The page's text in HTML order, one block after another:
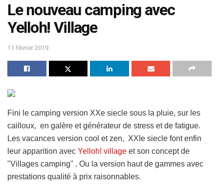
Le nouveau camping avec
Yelloh! Village
11 février 2019
Fini le camping version XXe siecle sous la pluie, sur les
cailloux, en galère et générateur de stress et de fatigue.
Les vacances version cool et zen, XXIe siecle font enfin
leur apparition avec Yelloh! village et son concept de
"Villages camping" . Ou la version haut de gammes avec
prestations qualité à prix raisonnables.